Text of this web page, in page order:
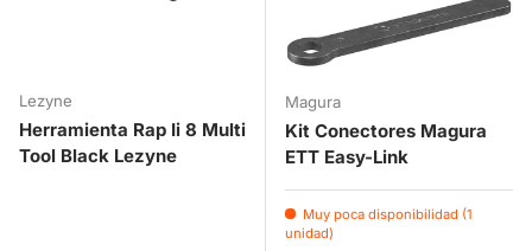
Lezyne
Herramienta Rap Ii 8 Multi
Tool Black Lezyne
Magura
Kit Conectores Magura
ETT Easy-Link
Muy poca disponibilidad (1
unidad)